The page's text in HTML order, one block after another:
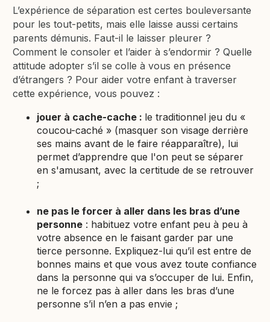
L’expérience de séparation est certes bouleversante
pour les tout-petits, mais elle laisse aussi certains
parents démunis. Faut-il le laisser pleurer ?
Comment le consoler et l’aider à s’endormir ? Quelle
attitude adopter s’il se colle à vous en présence
d’étrangers ? Pour aider votre enfant à traverser
cette expérience, vous pouvez :
jouer à cache-cache : le traditionnel jeu du «
coucou-caché » (masquer son visage derrière
ses mains avant de le faire réapparaître), lui
permet d’apprendre que l'on peut se séparer
en s'amusant, avec la certitude de se retrouver
;
ne pas le forcer à aller dans les bras d’une
personne : habituez votre enfant peu à peu à
votre absence en le faisant garder par une
tierce personne. Expliquez-lui qu’il est entre de
bonnes mains et que vous avez toute confiance
dans la personne qui va s’occuper de lui. Enfin,
ne le forcez pas à aller dans les bras d’une
personne s’il n’en a pas envie ;